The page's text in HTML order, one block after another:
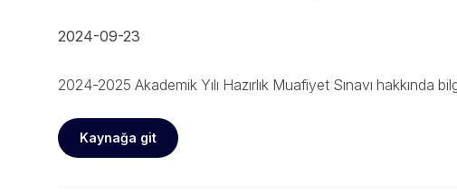
2024-09-23
2024-2025 Akademik Yılı Hazırlık Muafiyet Sınavı hakkında
Kaynağa git